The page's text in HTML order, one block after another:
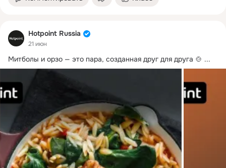
Hotpoint Russia
21 июн
Митболы и орзо — это пара, созданная друг для друга 🍲 ...